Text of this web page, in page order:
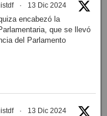
· 13 Dic 2024
encabezó la
que se llevó
del Parlamento
· 13 Dic 2024